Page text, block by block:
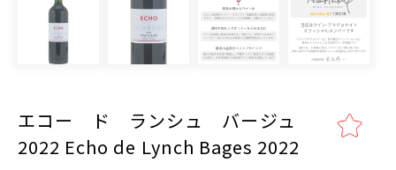
エコー ド ランシュ バージュ
2022 Echo de Lynch Bages 2022